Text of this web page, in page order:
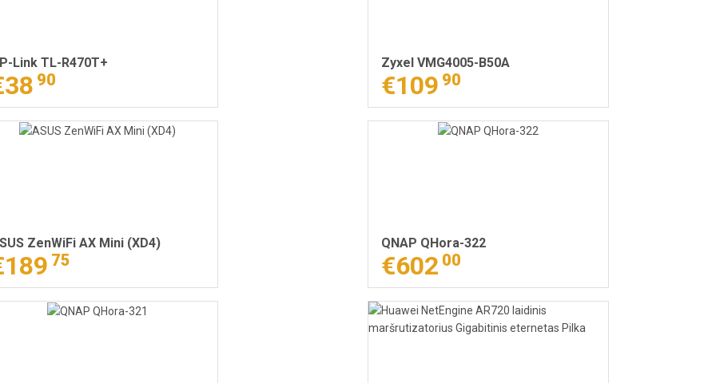
Link TL-R470T+
90
Zyxel VMG4005-B50A
€109 90
ZenWiFi AX Mini (XD4)
75
QNAP QHora-322
€602 00